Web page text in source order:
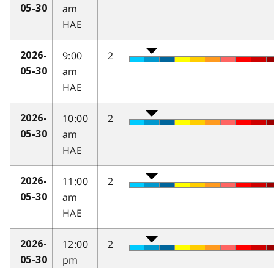
05-30
am
HAE
2026-
05-30
9:00
am
HAE
2
2026-
05-30
10:00
am
HAE
2
2026-
05-30
11:00
am
HAE
2
2026-
05-30
12:00
pm
2